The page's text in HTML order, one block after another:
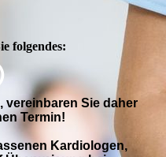
folgendes:
vereinbaren Sie daher
Termin!
Kardiologen,